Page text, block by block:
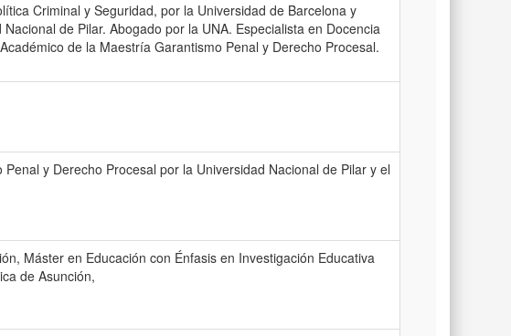
Criminal y Seguridad, por la Universidad de Barcelona y
de Pilar. Abogado por la UNA. Especialista en Docencia
de la Maestría Garantismo Penal y Derecho Procesal.
y Derecho Procesal por la Universidad Nacional de Pilar y el
Máster en Educación con Énfasis en Investigación Educativa
de Asunción,